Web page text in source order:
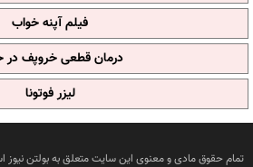
فیلم آپنه خواب
درمان قطعی خروپف در
لیزر فوتونا
تمام حقوق مادی و معنوی این سایت متعلق به بولتن نیوز